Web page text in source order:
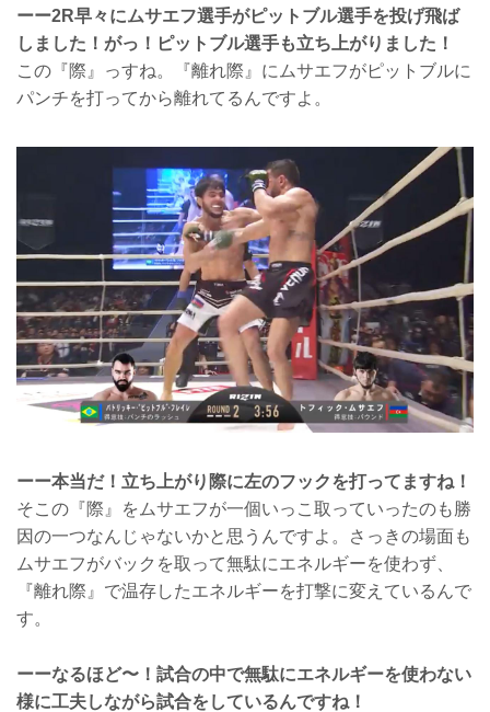
ーー2R早々にムサエフ選手がピットブル選手を投げ飛ば
しました！がっ！ピットブル選手も立ち上がりました！
この『際』っすね。『離れ際』にムサエフがピットブルに
パンチを打ってから離れてるんですよ。
ーー本当だ！立ち上がり際に左のフックを打ってますね！
そこの『際』をムサエフが一個いっこ取っていったのも勝
因の一つなんじゃないかと思うんですよ。さっきの場面も
ムサエフがバックを取って無駄にエネルギーを使わず、
『離れ際』で温存したエネルギーを打撃に変えているんで
す。
ーーなるほど〜！試合の中で無駄にエネルギーを使わない
様に工夫しながら試合をしているんですね！